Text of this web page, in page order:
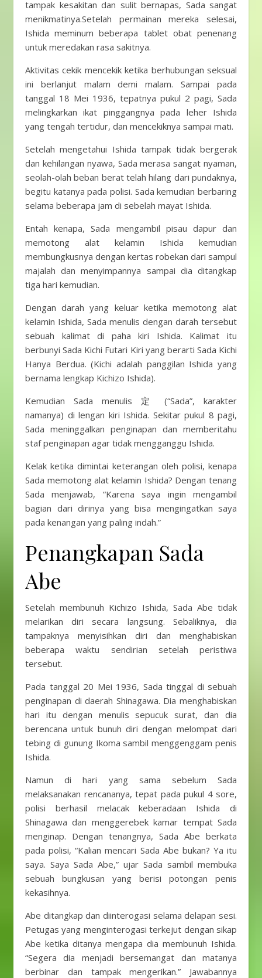
tampak kesakitan dan sulit bernapas, Sada sangat
menikmatinya.Setelah permainan mereka selesai,
Ishida meminum beberapa tablet obat penenang
untuk meredakan rasa sakitnya.
Aktivitas cekik mencekik ketika berhubungan seksual
ini berlanjut malam demi malam. Sampai pada
tanggal 18 Mei 1936, tepatnya pukul 2 pagi, Sada
melingkarkan ikat pinggangnya pada leher Ishida
yang tengah tertidur, dan mencekiknya sampai mati.
Setelah mengetahui Ishida tampak tidak bergerak
dan kehilangan nyawa, Sada merasa sangat nyaman,
seolah-olah beban berat telah hilang dari pundaknya,
begitu katanya pada polisi. Sada kemudian berbaring
selama beberapa jam di sebelah mayat Ishida.
Entah kenapa, Sada mengambil pisau dapur dan
memotong alat kelamin Ishida kemudian
membungkusnya dengan kertas robekan dari sampul
majalah dan menyimpannya sampai dia ditangkap
tiga hari kemudian.
Dengan darah yang keluar ketika memotong alat
kelamin Ishida, Sada menulis dengan darah tersebut
sebuah kalimat di paha kiri Ishida. Kalimat itu
berbunyi Sada Kichi Futari Kiri yang berarti Sada Kichi
Hanya Berdua. (Kichi adalah panggilan Ishida yang
bernama lengkap Kichizo Ishida).
Kemudian Sada menulis 定 (“Sada”, karakter
namanya) di lengan kiri Ishida. Sekitar pukul 8 pagi,
Sada meninggalkan penginapan dan memberitahu
staf penginapan agar tidak mengganggu Ishida.
Kelak ketika dimintai keterangan oleh polisi, kenapa
Sada memotong alat kelamin Ishida? Dengan tenang
Sada menjawab, “Karena saya ingin mengambil
bagian dari dirinya yang bisa mengingatkan saya
pada kenangan yang paling indah.”
Penangkapan Sada
Abe
Setelah membunuh Kichizo Ishida, Sada Abe tidak
melarikan diri secara langsung. Sebaliknya, dia
tampaknya menyisihkan diri dan menghabiskan
beberapa waktu sendirian setelah peristiwa
tersebut.
Pada tanggal 20 Mei 1936, Sada tinggal di sebuah
penginapan di daerah Shinagawa. Dia menghabiskan
hari itu dengan menulis sepucuk surat, dan dia
berencana untuk bunuh diri dengan melompat dari
tebing di gunung Ikoma sambil menggenggam penis
Ishida.
Namun di hari yang sama sebelum Sada
melaksanakan rencananya, tepat pada pukul 4 sore,
polisi berhasil melacak keberadaan Ishida di
Shinagawa dan menggerebek kamar tempat Sada
menginap. Dengan tenangnya, Sada Abe berkata
pada polisi, “Kalian mencari Sada Abe bukan? Ya itu
saya. Saya Sada Abe,” ujar Sada sambil membuka
sebuah bungkusan yang berisi potongan penis
kekasihnya.
Abe ditangkap dan diinterogasi selama delapan sesi.
Petugas yang menginterogasi terkejut dengan sikap
Abe ketika ditanya mengapa dia membunuh Ishida.
“Segera dia menjadi bersemangat dan matanya
berbinar dan tampak mengerikan.” Jawabannya